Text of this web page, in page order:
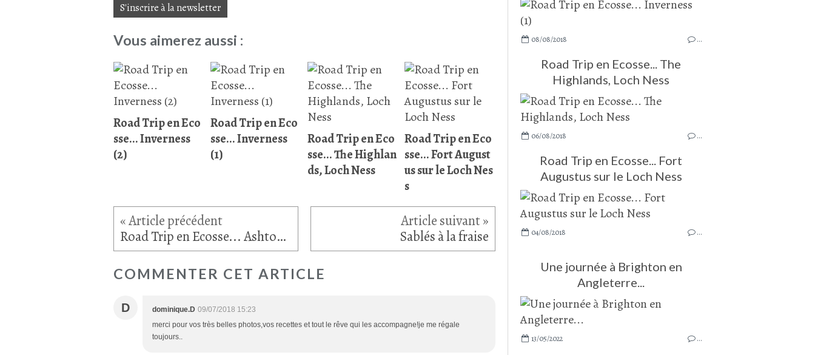
S'inscrire à la newsletter
Vous aimerez aussi :
Road Trip en Eco
sse... Inverness
(2)
Road Trip en Eco
sse... Inverness
(1)
Road Trip en Eco
sse... The Highlan
ds, Loch Ness
Road Trip en Eco
sse... Fort August
us sur le Loch Nes
s
Road Trip en Ecosse... Ashton Lane sur Glasgow Sablés à la fraise
COMMENTER CET ARTICLE
D dominique.D 09/07/2018 15:23
merci pour vos très belles photos,vos recettes et tout le rêve qui les accompagne!je me régale
toujours..
08/08/2018 …
Road Trip en Ecosse... The
Highlands, Loch Ness
06/08/2018 …
Road Trip en Ecosse... Fort
Augustus sur le Loch Ness
04/08/2018 …
Une journée à Brighton en
Angleterre...
13/05/2022 …